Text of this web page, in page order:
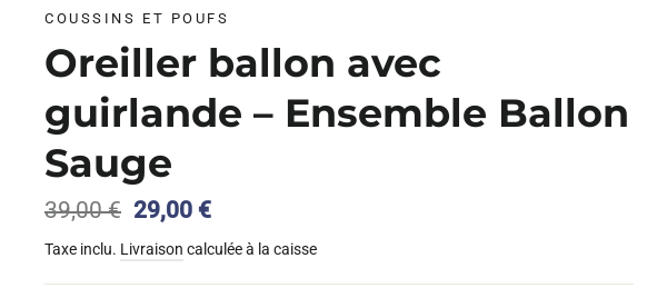
COUSSINS ET POUFS
Oreiller ballon avec
guirlande – Ensemble Ballon
Sauge
39,00€ Le
initial
était :
29,00 €Le
actuel
est :
Taxe inclu. Livraison calculée à la caisse